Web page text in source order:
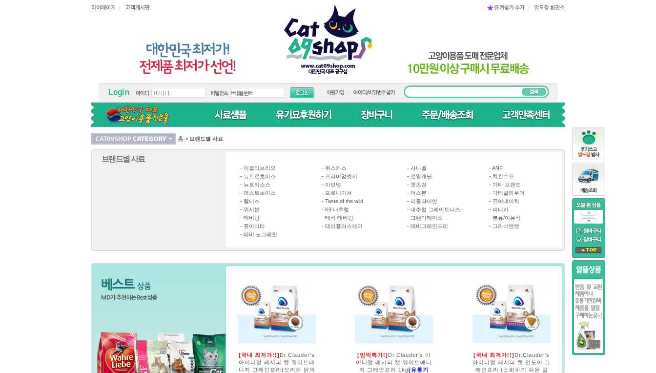
홈 > 브랜드별 사료
브랜드별 사료
- 이퀼리브리오 - 위스카스 - 사나벨 -ANF
- 뉴트로초이스 - 프리미엄엣지 - 로얄캐닌 - 치킨수프
- 뉴트리소스 - 아보덤 - 캣츠랑 - 기타 브랜드
- 퍼스트초이스 - 프로내이쳐 - 어스본 - 닥터클라우더
- 웰니스 - Taste of the wild - 리틀라이언 - 퓨어네이쳐
- 위시본 - K9 내추럴 - 내추럴 그레이트니스 - 피니키
- 테비랑 - 테비 테비랑 - 그랜마메이스 - 분유/이유식
- 퓨어비타 - 테비플러스케어 - 테비그레인프리 - 그라비앤캣
- 테비 노그레인
[국내 최저가!!] Dr.Clauder's
아이디얼 레시피 캣 웨이트매
니지 그레인프리(오리와 닭의
[임박특가!] Dr.Clauder's 아
이디얼 레시피 캣 웨이트매니
지 그레인프리 1kg[유통기
[국내 최저가!!] Dr.Clauder's
아이디얼 레시피 캣 인도어 그
레인프리 (소화하기 쉬운 멀